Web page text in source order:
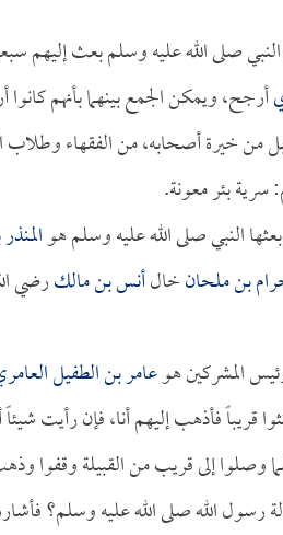
صلى الله عليه وسلم بعث إليهم
أرجح، ويمكن الجمع بينهما بأنهم
من خيرة أصحابه، من الفقهاء وطلاب
بئر معونة.
النبي صلى الله عليه وسلم هو
بن ملحانخالأنس بن مالكرضي
المشركين هوعامر بن الطفيل
قريباً فأذهب إليهم أنا، فإن رأيت
وصلوا إلى قريب من القبيلة وقفوا
الله صلى الله عليه وسلم؟